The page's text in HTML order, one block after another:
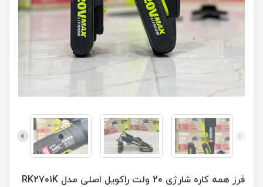
فرز همه کاره شارژی 20 ولت راکویل اصلی مدل RK2701K